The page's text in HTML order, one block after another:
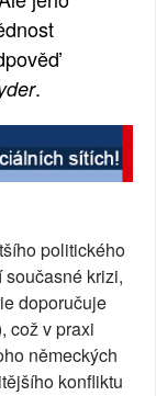
.
politického
krizi,
doporučuje
což v praxi
německých
konfliktu